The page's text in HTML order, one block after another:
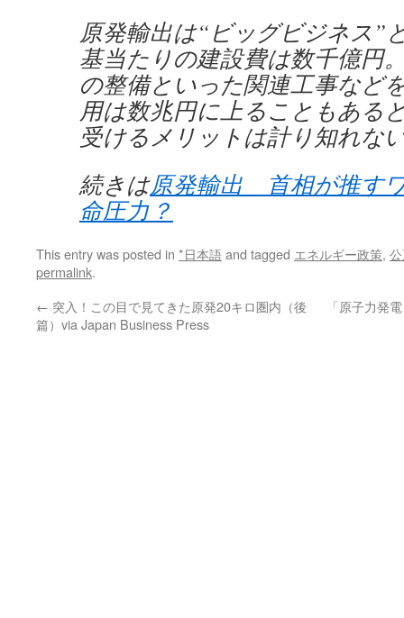
原発輸出は“ビッグビジネス”
基当たりの建設費は数千億円
の整備といった関連工事など
用は数兆円に上ることもある
受けるメリットは計り知れな
続きは原発輸出 首相が推す
命圧力？
This entry was posted in *日本語and tagged エネルギー政策,
permalink.
← 突入！この目で見てきた原発20キロ圏内（後
篇）via Japan Business Press
「原子力発